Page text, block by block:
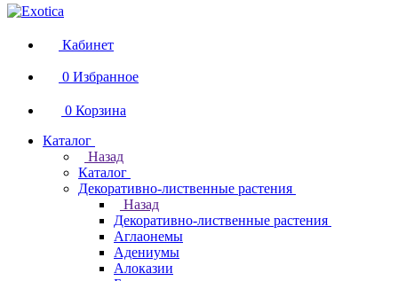
Кабинет
0 Избранное
0 Корзина
Каталог
Назад
Каталог
Декоративно-лиственные растения
Назад
Декоративно-лиственные растения
Аглаонемы
Адениумы
Алоказии